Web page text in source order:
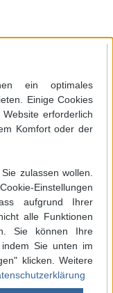
ein optimales
Einige Cookies
erforderlich
Komfort oder der
zulassen wollen.
Einstellungen
aufgrund Ihrer
alle Funktionen
Sie können Ihre
Sie unten im
klicken. Weitere